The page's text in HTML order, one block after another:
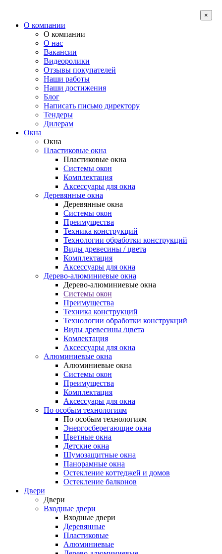
О компании
О компании
О нас
Вакансии
Видеоролики
Отзывы покупателей
Наши работы
Наши достижения
Блог
Написать письмо директору
Тендеры
Дилерам
Окна
Окна
Пластиковые окна
Пластиковые окна
Системы окон
Комплектация
Аксессуары для окна
Деревянные окна
Деревянные окна
Системы окон
Преимущества
Техника конструкций
Технологии обработки конструкций
Виды древесины / цвета
Комплектация
Аксессуары для окна
Дерево-алюминиевые окна
Дерево-алюминиевые окна
Системы окон
Преимущества
Техника конструкций
Технологии обработки конструкций
Виды древесины /цвета
Комлектация
Аксессуары для окна
Алюминиевые окна
Алюминиевые окна
Системы окон
Преимущества
Комплектация
Аксессуары для окна
По особым технологиям
По особым технологиям
Энергосберегающие окна
Цветные окна
Детские окна
Шумозащитные окна
Панорамные окна
Остекление коттеджей и домов
Остекление балконов
Двери
Двери
Входные двери
Входные двери
Деревянные
Пластиковые
Алюминиевые
×